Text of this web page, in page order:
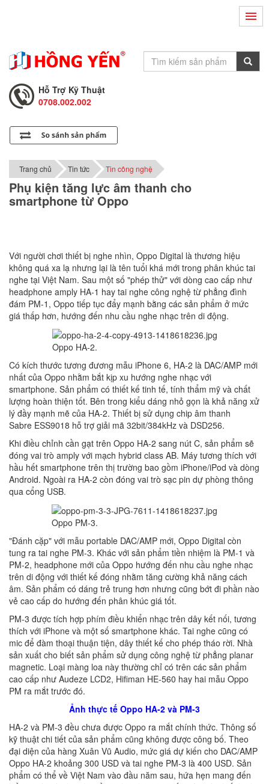
Tư Vấn Bán Hàng
Hỗ Trợ Kỹ Thuật
0708.002.002
0708.001.001
Trang chủ Tin tức Tin công nghệ
Phụ kiện tăng lực âm thanh cho
smartphone từ Oppo
Với người chơi thiết bị nghe nhìn, Oppo Digital là thương hiệu
không quá xa lạ nhưng lại là tên tuổi khá mới trong phân khúc tai
nghe tại Việt Nam. Sau một số "phép thử" với dòng cao cấp như
headphone amply HA-1 hay tai nghe công nghệ từ phẳng đình
đám PM-1, Oppo tiếp tục đẩy mạnh bằng các sản phẩm ở mức
giá thấp hơn, hướng đến nhu cầu nghe nhạc trên di động.
Oppo HA-2.
Có kích thước tương đương mẫu iPhone 6, HA-2 là DAC/AMP mới
nhất của Oppo nhằm bắt kịp xu hướng nghe nhạc với
smartphone. Sản phẩm có thiết kế tinh tế, tính thẩm mỹ và chất
lượng hoàn thiện tốt. Bên trong kiểu dáng nhỏ gọn là khả năng xử
lý đầy mạnh mẽ của HA-2. Thiết bị sử dụng chip âm thanh
Sabre ESS9018 hỗ trợ giải mã 32bit/384kHz và DSD256.
Khi điều chỉnh cần gạt trên Oppo HA-2 sang nút C, sản phẩm sẽ
đóng vai trò amply với mạch hybrid class AB. Máy tương thích với
hầu hết smartphone trên thị trường bao gồm iPhone/iPod và dòng
Android. Ngoài ra HA-2 còn đóng vai trò sạc pin dự phòng thông
qua cổng USB.
Oppo PM-3.
"Đánh cặp" với mẫu portable DAC/AMP mới, Oppo Digital còn
tung ra tai nghe PM-3. Khác với sản phẩm tiền nhiệm là PM-1 và
PM-2, headphone mới của Oppo hướng đến nhu cầu nghe nhạc
trên di động với thiết kế đóng nhằm tăng cường khả năng cách
âm. Sản phẩm có dáng trẻ trung hơn nhưng cũng bớt đi phần nào
vẻ cao cấp do hướng đến phân khúc giá tốt.
PM-3 được tích hợp phím điều khiển nhạc trên dây kết nối, tương
thích với iPhone và một số smartphone khác. Tai nghe cũng có
mic để đàm thoại thuận tiện, dây thiết kế cho phép tháo rời. Nhà
sản xuất cho biết sản phẩm sử dụng công nghệ từ phẳng planar
magnetic. Loại màng loa này thường chỉ có trên các sản phẩm
cao cấp như Audeze LCD2, Hifiman HE-560 hay hai mẫu Oppo
PM ra mắt trước đó.
Ảnh thực tế Oppo HA-2 và PM-3
HA-2 và PM-3 đều chưa được Oppo ra mắt chính thức. Thông số
kỹ thuật chi tiết của sản phẩm cũng không được công bố. Theo
đại diện của hàng Xuân Vũ Audio, mức giá dự kiến cho DAC/AMP
Oppo HA-2 khoảng 300 USD và tai nghe PM-3 là 400 USD. Sản
phẩm có thể về Việt Nam vào đầu năm sau, hứa hẹn mang đến